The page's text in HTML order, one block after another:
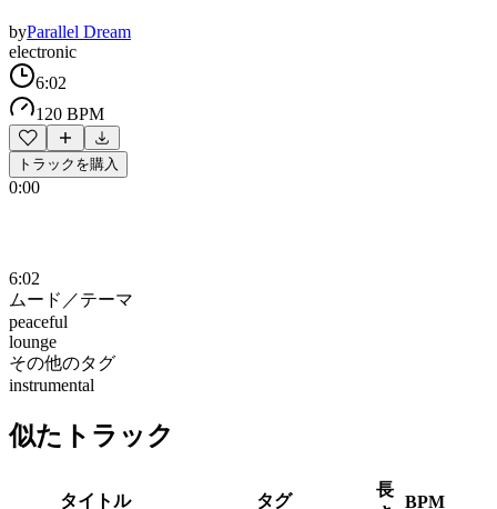
byParallel Dream
electronic
6:02
120 BPM
トラックを購入
0:00
6:02
ムード／テーマ
peaceful
lounge
その他のタグ
instrumental
似たトラック
タイトル タグ
長
BPM